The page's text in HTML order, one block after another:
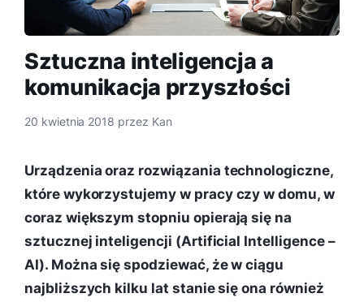
Sztuczna inteligencja a
komunikacja przyszłości
20 kwietnia 2018 przez Kan
Urządzenia oraz rozwiązania technologiczne,
które wykorzystujemy w pracy czy w domu, w
coraz większym stopniu opierają się na
sztucznej inteligencji (Artificial Intelligence –
AI). Można się spodziewać, że w ciągu
najbliższych kilku lat stanie się ona również